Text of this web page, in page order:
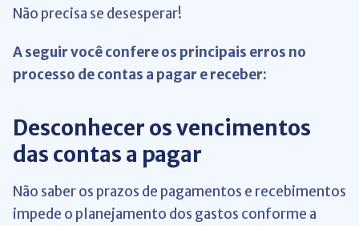
Não precisa se desesperar!
A seguir você confere os principais erros no
processo de contas a pagar e receber:
Desconhecer os vencimentos
das contas a pagar
Não saber os prazos de pagamentos e recebimentos
impede o planejamento dos gastos conforme a